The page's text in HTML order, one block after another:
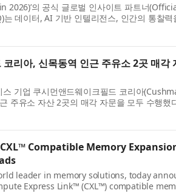
2026)’의 공식 글로벌 인사이트 파트너
데이터, AI 기반 인텔리전스, 인간의 통찰
함으로써 업계 논의를...
리아, 신목동역 인근 주유소 2곳 매
스 기업 쿠시먼앤드웨이크필드 코리아
주유소 자산 2곳의 매각 자문을 모두 수행
내 정유 3사(GS칼텍스·HD...
Compatible Memory
leader in memory solutions, today
Express Link™ (CXL™) compatible